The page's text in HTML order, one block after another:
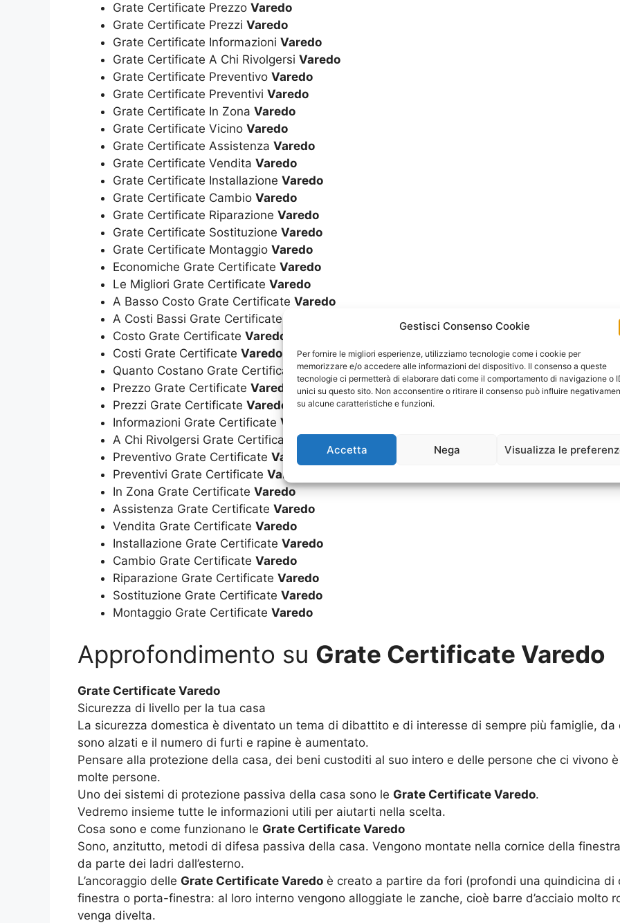
Gestisci Consenso Cookie
Per fornire le migliori esperienze, utilizziamo tecnologie come i cookie per
memorizzare e/o accedere alle informazioni del dispositivo. Il consenso a queste
tecnologie ci permetterà di elaborare dati come il comportamento di navigazione o
unici su questo sito. Non acconsentire o ritirare il consenso può influire
su alcune caratteristiche e funzioni.
Accetta Nega Visualizza le
Grate Certificate Prezzo Varedo
Grate Certificate Prezzi Varedo
Grate Certificate Informazioni Varedo
Grate Certificate A Chi Rivolgersi Varedo
Grate Certificate Preventivo Varedo
Grate Certificate Preventivi Varedo
Grate Certificate In Zona Varedo
Grate Certificate Vicino Varedo
Grate Certificate Assistenza Varedo
Grate Certificate Vendita Varedo
Grate Certificate Installazione Varedo
Grate Certificate Cambio Varedo
Grate Certificate Riparazione Varedo
Grate Certificate Sostituzione Varedo
Grate Certificate Montaggio Varedo
Economiche Grate Certificate Varedo
Le Migliori Grate Certificate Varedo
A Basso Costo Grate Certificate Varedo
A Costi Bassi Grate Certificate
Costo Grate Certificate Varedo
Costi Grate Certificate Varedo
Quanto Costano Grate CertificateVaredo
Prezzo Grate Certificate Varedo
Prezzi Grate Certificate Varedo
Informazioni Grate Certificate Varedo
A Chi Rivolgersi Grate Certificate
Preventivo Grate Certificate Varedo
Preventivi Grate Certificate Varedo
In Zona Grate Certificate Varedo
Assistenza Grate Certificate Varedo
Vendita Grate Certificate Varedo
Installazione Grate Certificate Varedo
Cambio Grate Certificate Varedo
Riparazione Grate Certificate Varedo
Sostituzione Grate Certificate Varedo
Montaggio Grate Certificate Varedo
Approfondimento su Grate Certificate Varedo
Grate Certificate Varedo
Sicurezza di livello per la tua casa
La sicurezza domestica è diventato un tema di dibattito e di interesse di sempre più famiglie,
sono alzati e il numero di furti e rapine è aumentato.
Pensare alla protezione della casa, dei beni custoditi al suo intero e delle persone che ci vivono
molte persone.
Uno dei sistemi di protezione passiva della casa sono le Grate Certificate Varedo.
Vedremo insieme tutte le informazioni utili per aiutarti nella scelta.
Cosa sono e come funzionano le Grate Certificate Varedo
Sono, anzitutto, metodi di difesa passiva della casa. Vengono montate nella cornice della
da parte dei ladri dall’esterno.
L’ancoraggio delle Grate Certificate Varedo è creato a partire da fori (profondi una quindicina
finestra o porta-finestra: al loro interno vengono alloggiate le zanche, cioè barre d’acciaio molto
venga divelta.